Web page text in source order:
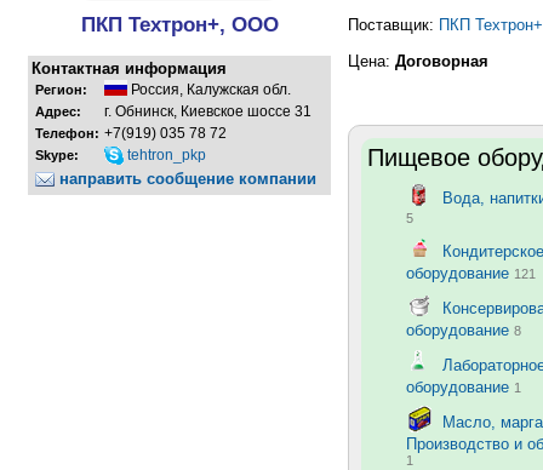
ПКП Техтрон+, ООО
Контактная информация
Регион: Россия Калужская обл.
Адрес: г. Обнинск, Киевское шоссе 31
Телефон: +7(919) 035 78 72
Skype: tehtron_pkp
направить сообщение компании
Поставщик: ПКП Техтрон+
Цена: Договорная
Пищевое
Вода,
5
Кондитерское
оборудование 121
оборудование 8
оборудование 1
Масло,
Производство и
1